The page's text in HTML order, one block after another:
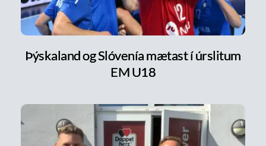
Þýskaland og Slóvenía mætast í úrslitum
EM U18